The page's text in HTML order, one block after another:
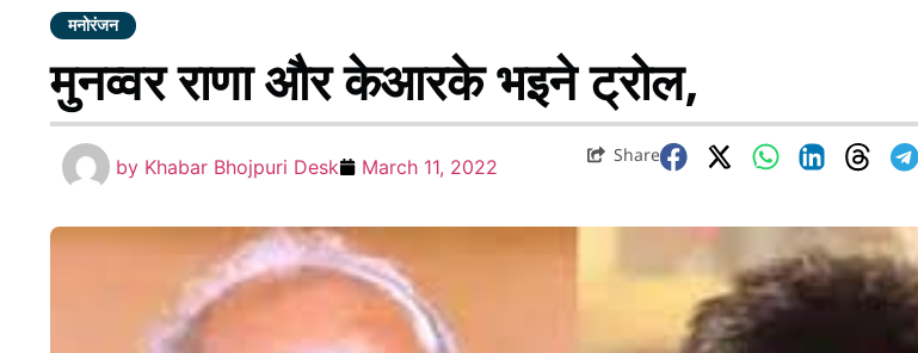
मनोरंजन
मुनव्वर राणा और केआरके भइने ट्रोल,
by Khabar Bhojpuri Desk March 11, 2022
Share